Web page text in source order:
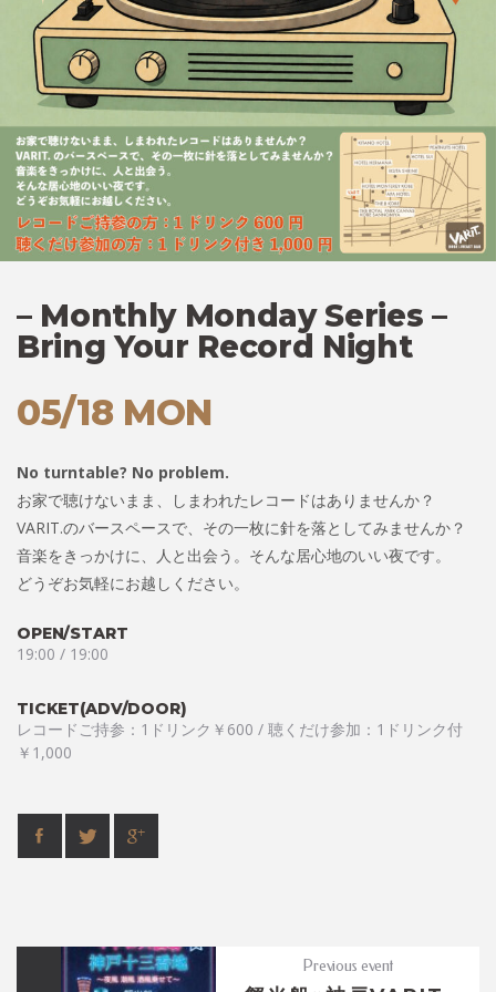
– Monthly Monday Series –
Bring Your Record Night
05/18 MON
No turntable? No problem.
お家で聴けないまま、しまわれたレコードはありませんか？
VARIT.のバースペースで、その一枚に針を落としてみませんか？
音楽をきっかけに、人と出会う。そんな居心地のいい夜です。
どうぞお気軽にお越しください。
OPEN/START
19:00 / 19:00
TICKET(ADV/DOOR)
レコードご持参：1ドリンク￥600 / 聴くだけ参加：1ドリンク付
￥1,000
Previous event